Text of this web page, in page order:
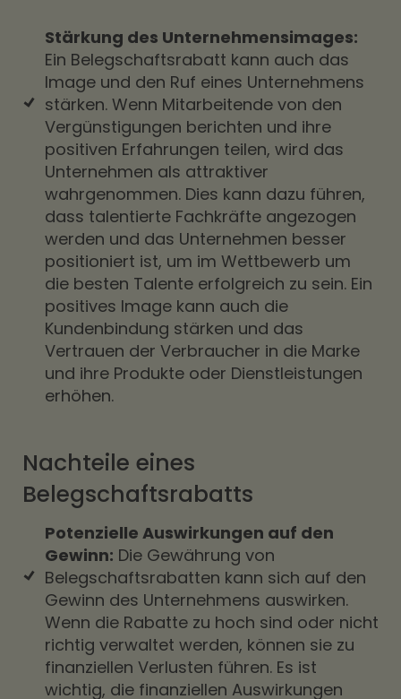
Stärkung des Unternehmensimages:
Ein Belegschaftsrabatt kann auch das
Image und den Ruf eines Unternehmens
stärken. Wenn Mitarbeitende von den
Vergünstigungen berichten und ihre
positiven Erfahrungen teilen, wird das
Unternehmen als attraktiver
wahrgenommen. Dies kann dazu führen,
dass talentierte Fachkräfte angezogen
werden und das Unternehmen besser
positioniert ist, um im Wettbewerb um
die besten Talente erfolgreich zu sein. Ein
positives Image kann auch die
Kundenbindung stärken und das
Vertrauen der Verbraucher in die Marke
und ihre Produkte oder Dienstleistungen
erhöhen.
Nachteile eines
Belegschaftsrabatts
Potenzielle Auswirkungen auf den
Gewinn: Die Gewährung von
Belegschaftsrabatten kann sich auf den
Gewinn des Unternehmens auswirken.
Wenn die Rabatte zu hoch sind oder nicht
richtig verwaltet werden, können sie zu
finanziellen Verlusten führen. Es ist
wichtig, die finanziellen Auswirkungen